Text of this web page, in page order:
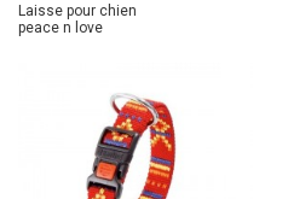
Laisse pour chien
peace n love